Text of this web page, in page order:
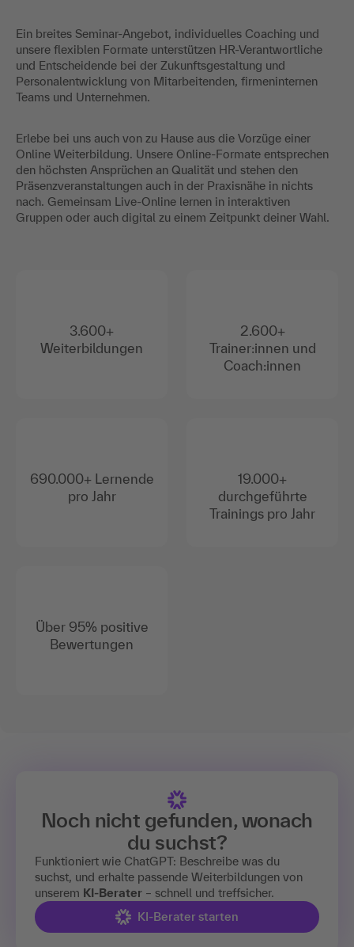
Ein breites Seminar-Angebot, individuelles Coaching und
unsere flexiblen Formate unterstützen HR-Verantwortliche
und Entscheidende bei der Zukunftsgestaltung und
Personalentwicklung von Mitarbeitenden, firmeninternen
Teams und Unternehmen.
Erlebe bei uns auch von zu Hause aus die Vorzüge einer
Online Weiterbildung. Unsere Online-Formate entsprechen
den höchsten Ansprüchen an Qualität und stehen den
Präsenzveranstaltungen auch in der Praxisnähe in nichts
nach. Gemeinsam Live-Online lernen in interaktiven
Gruppen oder auch digital zu einem Zeitpunkt deiner Wahl.
3.600+
Weiterbildungen
690.000+ Lernende
pro Jahr
Über 95% positive
Bewertungen
2.600+
Trainer:innen und
Coach:innen
19.000+
durchgeführte
Trainings pro Jahr
Noch nicht gefunden, wonach
du suchst?
Funktioniert wie ChatGPT: Beschreibe was du
suchst, und erhalte passende Weiterbildungen von
unserem KI-Berater – schnell und treffsicher.
KI-Berater starten